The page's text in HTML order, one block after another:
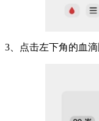
3、点击左下角的血